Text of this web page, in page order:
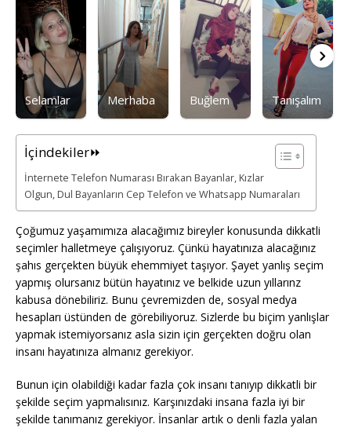
Selamlar Merhaba Buğlem Tanışalım
İçindekiler⏩
İnternete Telefon Numarası Bırakan Bayanlar, Kızlar
Olgun, Dul Bayanların Cep Telefon ve Whatsapp Numaraları
Çoğumuz yaşamımıza alacağımız bireyler konusunda dikkatli
seçimler halletmeye çalışıyoruz. Çünkü hayatınıza alacağınız
şahıs gerçekten büyük ehemmiyet taşıyor. Şayet yanlış seçim
yapmış olursanız bütün hayatınız ve belkide uzun yıllarınz
kabusa dönebiliriz. Bunu çevremizden de, sosyal medya
hesapları üstünden de görebiliyoruz. Sizlerde bu biçim yanlışlar
yapmak istemiyorsanız asla sizin için gerçekten doğru olan
insanı hayatınıza almanız gerekiyor.
Bunun için olabildiği kadar fazla çok insanı tanıyıp dikkatli bir
şekilde seçim yapmalısınız. Karşınızdaki insana fazla iyi bir
şekilde tanımanız gerekiyor. İnsanlar artık o denli fazla yalan